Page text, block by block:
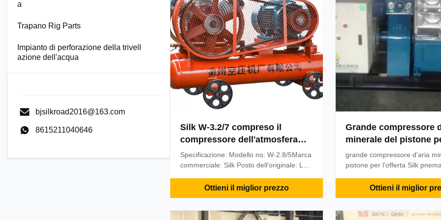
a
Trapano Rig Parts
Impianto di perforazione della trivell
azione dell'acqua
bjsilkroad2016@163.com
8615211040646
Silk W-3.2/7 compreso il
compressore dell'atmosfera
della miniera del motore diesel
per Jack Hammer
Specificazione: Modello no: W-2.8/5Marca
commerciale: Silk Posto dell'originale: La
L/CQuantità di ordine minimo:
giorni Descrizione:1). Colata ad alta
Ottieni il miglior prezzo
Grande compressore
minerale del pistone
pnematic degli
9/7 9m una marca Silk
barre
grande compressore d'aria
pistone per l'offerta Silk
strumenti CVFY 9/7
prodotto economizzatore
Ottieni il miglior